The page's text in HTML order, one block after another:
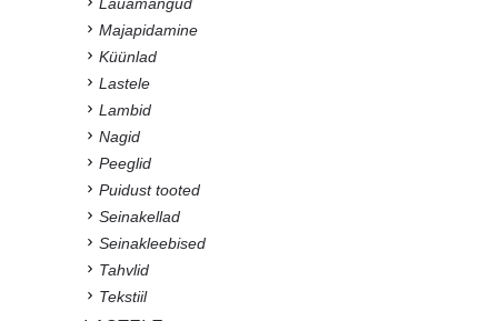
Lauamängud
Majapidamine
Küünlad
Lastele
Lambid
Nagid
Peeglid
Puidust tooted
Seinakellad
Seinakleebised
Tahvlid
Tekstiil